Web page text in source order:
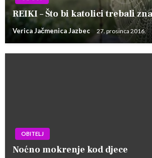
REIKI – Što bi katolici trebali
Verica Jačmenica Jazbec 27. prosinca 2016.
OBITELJ
Noćno mokrenje kod djece